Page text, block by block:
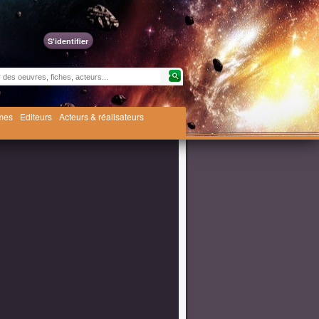
S'identifier
Editeurs Acteurs & réalisateurs